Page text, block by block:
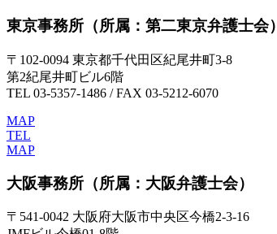
東京事務所 （所属：第二東京弁護士会）
〒102-0094 東京都千代田区紀尾井町3-8
第2紀尾井町ビル6階
TEL 03-5357-1486 / FAX 03-5212-6070
MAP
TEL
MAP
大阪事務所 （所属：大阪弁護士会）
〒541-0042 大阪府大阪市中央区今橋2-3-16